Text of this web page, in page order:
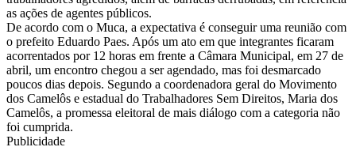
as ações de agentes públicos.
De acordo com o Muca, a expectativa é conseguir uma reunião com
o prefeito Eduardo Paes. Após um ato em que integrantes ficaram
acorrentados por 12 horas em frente a Câmara Municipal, em 27 de
abril, um encontro chegou a ser agendado, mas foi desmarcado
poucos dias depois. Segundo a coordenadora geral do Movimento
dos Camelôs e estadual do Trabalhadores Sem Direitos, Maria dos
Camelôs, a promessa eleitoral de mais diálogo com a categoria não
foi cumprida.
Publicidade